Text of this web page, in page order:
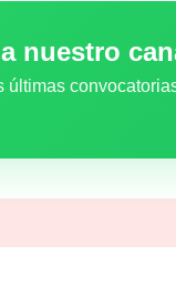
nuestro
últimas